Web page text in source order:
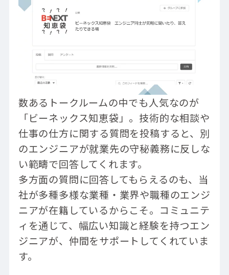
数あるトークルームの中でも人気なのが
「ビーネックス知恵袋」。技術的な相談や
仕事の仕方に関する質問を投稿すると、別
のエンジニアが就業先の守秘義務に反しな
い範疇で回答してくれます。
多方面の質問に回答してもらえるのも、当
社が多種多様な業種・業界や職種のエンジ
ニアが在籍しているからこそ。コミュニテ
ィを通じて、幅広い知識と経験を持つエン
ジニアが、仲間をサポートしてくれていま
す。